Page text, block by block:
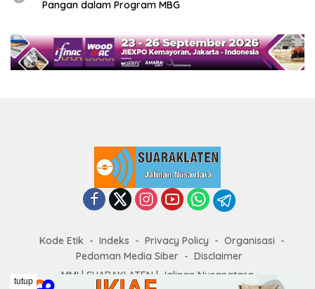
Pangan dalam Program MBG
Kode Etik Indeks Privacy Policy
Organisasi
Pedoman Media Siber
Disclaimer
MMI | SUARAKLATEN | Jalinan Nusanatara
tutup